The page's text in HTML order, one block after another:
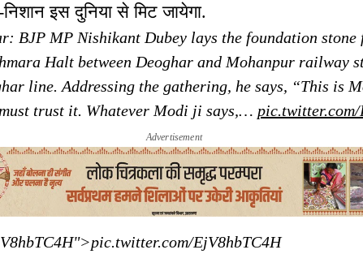
निशान इस दुनिया से मिट जायेगा.
BJP MP Nishikant Dubey lays the foundation stone
Halt between Deoghar and Mohanpur railway
line. Addressing the gathering, he says, “This is
trust it. Whatever Modi ji says,…
Advertisement
EjV8hbTC4H